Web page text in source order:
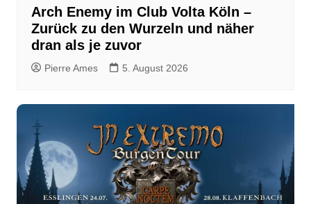
Arch Enemy im Club Volta Köln –
Zurück zu den Wurzeln und näher
dran als je zuvor
Pierre Ames 5. August 2026